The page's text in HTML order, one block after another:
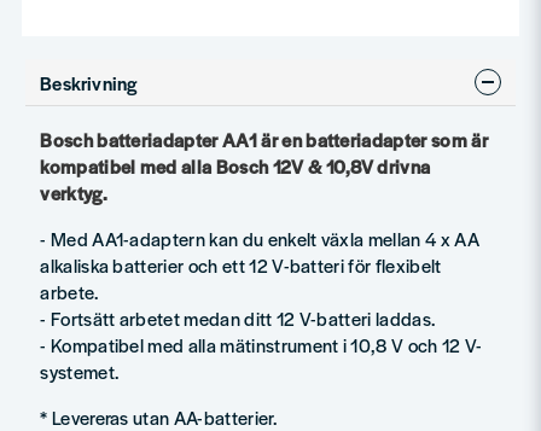
Beskrivning
Bosch batteriadapter AA1 är en batteriadapter som är
kompatibel med alla Bosch 12V & 10,8V drivna
verktyg.
- Med AA1-adaptern kan du enkelt växla mellan 4 x AA
alkaliska batterier och ett 12 V-batteri för flexibelt
arbete.
- Fortsätt arbetet medan ditt 12 V-batteri laddas.
- Kompatibel med alla mätinstrument i 10,8 V och 12 V-
systemet.
* Levereras utan AA-batterier.